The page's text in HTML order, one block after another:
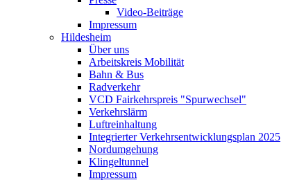
Video-Beiträge
Impressum
Hildesheim
Über uns
Arbeitskreis Mobilität
Bahn & Bus
Radverkehr
VCD Fairkehrspreis "Spurwechsel"
Verkehrslärm
Luftreinhaltung
Integrierter Verkehrsentwicklungsplan 2025
Nordumgehung
Klingeltunnel
Impressum